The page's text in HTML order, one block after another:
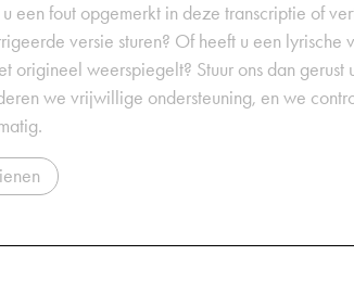
een fout opgemerkt in deze transcriptie of
versie sturen? Of heeft u een lyrische
origineel weerspiegelt? Stuur ons dan
we vrijwillige ondersteuning, en we